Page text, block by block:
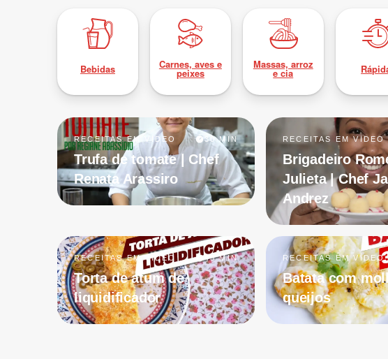
Bebidas Carnes, aves e
peixes
Massas, arroz
e cia
RECEITAS EM VÍDEO 30 MIN
Trufa de tomate | Chef
Renata Arassiro
RECEITAS EM VÍDEO
Brigadeiro
Julieta | Chef
Andrez
RECEITAS EM VÍDEO 45 MIN
Torta de atum de
liquidificador
RECEITAS EM VÍDEO
Batata com
queijos